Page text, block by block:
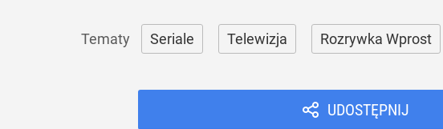
Seriale Telewizja Rozrywka Wprost
UDOSTĘPNIJ